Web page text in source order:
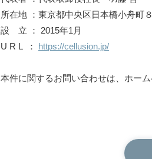
所在地 ：東京都中央区日本橋小舟町
設 立 ： 2015年1月
U R L ： https://cellusion.jp/
本件に関するお問い合わせは、ホー